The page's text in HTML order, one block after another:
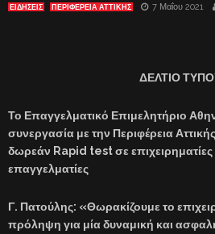
ΕΙΔΗΣΕΙΣ ΠΕΡΙΦΕΡΕΙΑ ΑΤΤΙΚΗΣ 7 Μαΐου 2021
ΔΕΛΤΙΟ
Το Επαγγελματικό Επιμελητήριο
συνεργασία με την Περιφέρεια
δωρεάν Rapid test σε επιχειρηματίες
επαγγελματίες
Γ. Πατούλης: «Θωρακίζουμε το
πρόληψη για μία δυναμική και